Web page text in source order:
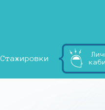
Стажировки